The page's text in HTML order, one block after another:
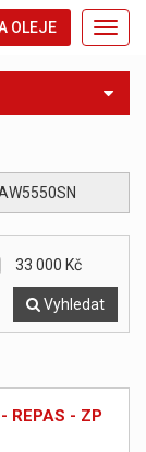
OLEJE
33 000 Kč
Vyhledat
REPAS - ZP